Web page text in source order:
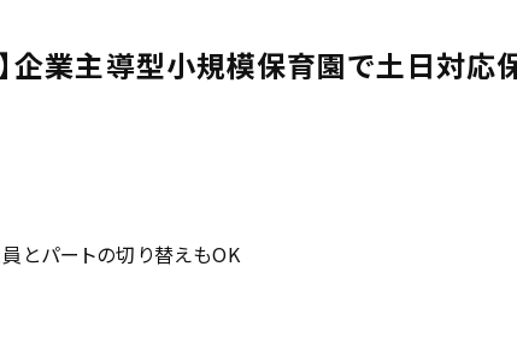
企業主導型小規模保育園で土日対応
とパートの切り替えもOK